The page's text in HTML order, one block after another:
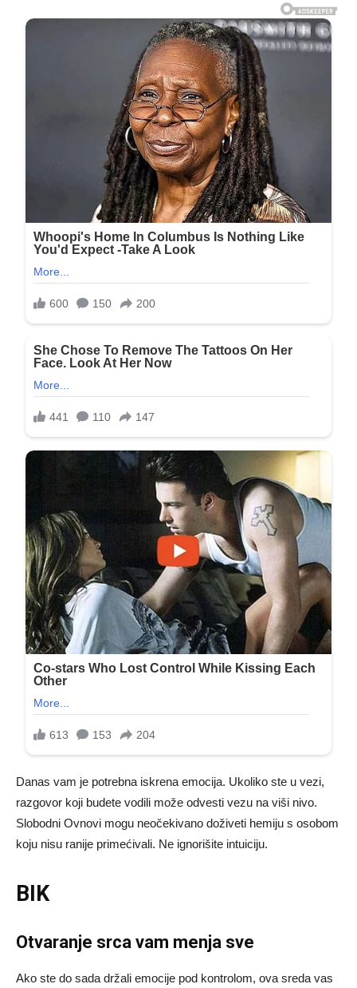
Danas vam je potrebna iskrena emocija. Ukoliko ste u vezi,
razgovor koji budete vodili može odvesti vezu na viši nivo.
Slobodni Ovnovi mogu neočekivano doživeti hemiju s osobom
koju nisu ranije primećivali. Ne ignorišite intuiciju.
BIK
Otvaranje srca vam menja sve
Ako ste do sada držali emocije pod kontrolom, ova sreda vas